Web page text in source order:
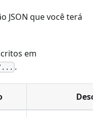
JSON que você terá
em
... .